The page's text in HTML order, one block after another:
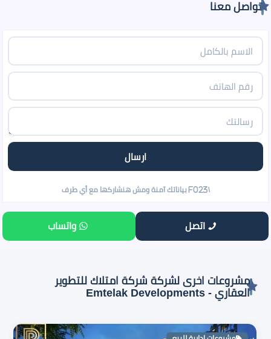
تواصل معنا
اتصل واتساب
مشروعات اخرى لشركة شركة امتلاك للتطوير
العقاري - Emtelak Developments